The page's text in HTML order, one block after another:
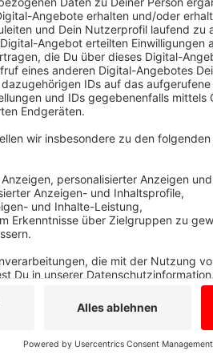
In diesem Jahr sind bei uns schon
gekommen. Wir haben erst Mitte
bei uns im Kreis 18 Verkehrstote.
vor gut drei Wochen über einen
jährigen erfasst. Dabei wurde die
Anzeige